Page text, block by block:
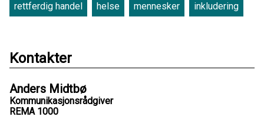
rettferdig handel helse mennesker inkludering
Kontakter
Anders Midtbø
Kommunikasjonsrådgiver
REMA 1000